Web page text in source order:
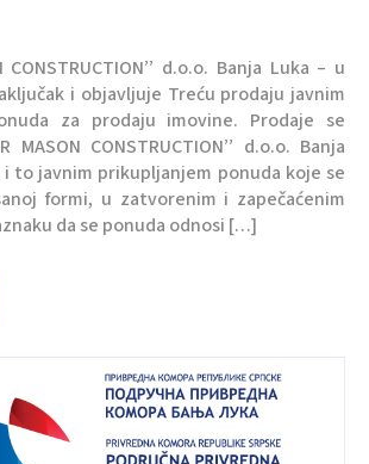
CONSTRUCTION’’ d.o.o. Banja Luka – u
i objavljuje Treću prodaju javnim
za prodaju imovine. Prodaje se
MASON CONSTRUCTION’’ d.o.o. Banja
i to javnim prikupljanjem ponuda koje se
formi, u zatvorenim i zapečaćenim
da se ponuda odnosi […]